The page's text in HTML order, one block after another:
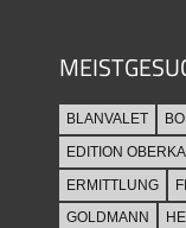
BLANVALET
EDITION
ERMITTLUNG
GOLDMANN